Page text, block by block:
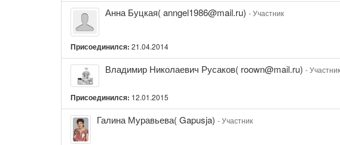
Анна
Буцкая(
anngel1986@mail.ru)
Анна Буцкая( anngel1986@mail.ru) - Участник
Присоединился: 21.04.2014
Владимир
Николаевич
Русаков(
roown@mail.ru)
Владимир Николаевич Русаков( roown@mail.ru) - Участник
Присоединился: 12.01.2015
Галина
Муравьева(
Gapusja)
Галина Муравьева( Gapusja) - Участник